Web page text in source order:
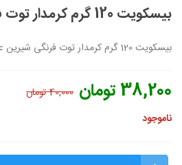
بیسکویت 120 گرم کرمدار توت فرنگی شیرین عسل
بیسکویت 120 گرم کرمدار توت فرنگی شیرین عسل
38,200 تومان
40,000 تومان
ناموجود